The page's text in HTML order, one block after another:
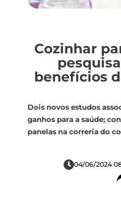
Cozinhar
benefícios
Dois novos estudos
ganhos para a saúde;
panelas na correria do
04/06/2024